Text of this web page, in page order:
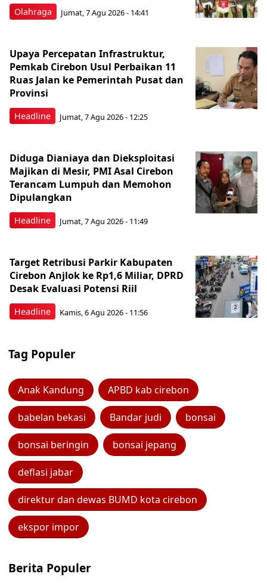
Olahraga Jumat, 7 Agu 2026 - 14:41
Headline
Upaya Percepatan Infrastruktur,
Pemkab Cirebon Usul Perbaikan 11
Ruas Jalan ke Pemerintah Pusat dan
Provinsi
Jumat, 7 Agu 2026 - 12:25
Headline
Diduga Dianiaya dan Dieksploitasi
Majikan di Mesir, PMI Asal Cirebon
Terancam Lumpuh dan Memohon
Dipulangkan
Jumat, 7 Agu 2026 - 11:49
Headline
Target Retribusi Parkir Kabupaten
Cirebon Anjlok ke Rp1,6 Miliar, DPRD
Desak Evaluasi Potensi Riil
Kamis, 6 Agu 2026 - 11:56
Tag Populer
Anak Kandung APBD kab cirebon
babelan bekasi Bandar judi bonsai
bonsai beringin bonsai jepang
deflasi jabar
direktur dan dewas BUMD kota cirebon
ekspor impor
Berita Populer